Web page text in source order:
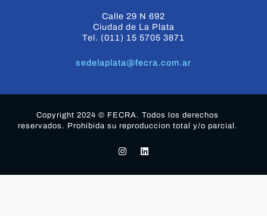
Calle 29 N 692
Ciudad de La Plata
Tel. (011) 15 5705 3871
sedelaplata@fecra.com.ar
Copyright 2024 © FECRA. Todos los derechos
reservados. Prohibida su reproduccion total y/o parcial.